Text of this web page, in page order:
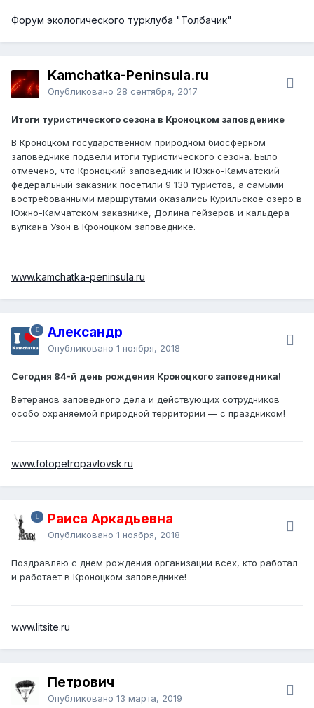
Форум экологического турклуба "Толбачик"
Kamchatka-Peninsula.ru
Опубликовано 28 сентября, 2017
Итоги туристического сезона в Кроноцком заповденике
В Кроноцком государственном природном биосферном
заповеднике подвели итоги туристического сезона. Было
отмечено, что Кроноцкий заповедник и Южно-Камчатский
федеральный заказник посетили 9 130 туристов, а самыми
востребованными маршрутами оказались Курильское озеро в
Южно-Камчатском заказнике, Долина гейзеров и кальдера
вулкана Узон в Кроноцком заповеднике.
www.kamchatka-peninsula.ru
Александр
Опубликовано 1 ноября, 2018
Сегодня 84-й день рождения Кроноцкого заповедника!
Ветеранов заповедного дела и действующих сотрудников
особо охраняемой природной территории — с праздником!
www.fotopetropavlovsk.ru
Раиса Аркадьевна
Опубликовано 1 ноября, 2018
Поздравляю с днем рождения организации всех, кто работал
и работает в Кроноцком заповеднике!
www.litsite.ru
Петрович
Опубликовано 13 марта, 2019